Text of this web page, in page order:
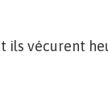
vécurent